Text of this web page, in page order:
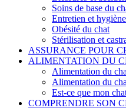
Soins de base du
Entretien et
Obésité du chat
Stérilisation et
ASSURANCE POUR
ALIMENTATION DU
Alimentation du
Alimentation du
Est-ce que mon
COMPRENDRE SON